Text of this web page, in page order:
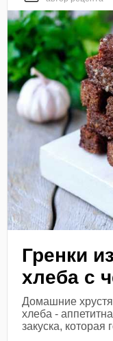
Гренки
хлеба с
Домашние
хлеба -
закуска, которая